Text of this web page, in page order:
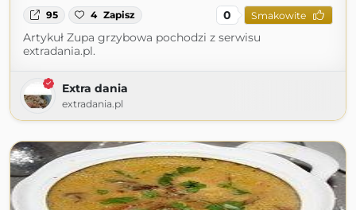
95 4 Zapisz 0 Smakowite
Artykuł Zupa grzybowa pochodzi z serwisu
extradania.pl.
Extra dania
extradania.pl